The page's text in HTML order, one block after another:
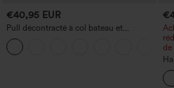
€40,95 EUR
Pull décontracté à col bateau et
manches chauve-souris